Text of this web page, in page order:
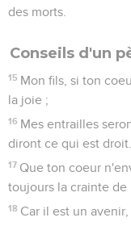
des morts.
Conseils d'un
15 Mon fils, si ton
la joie ;
16 Mes entrailles
diront ce qui est droit.
17 Que ton coeur
toujours la crainte de
18 Car il est un